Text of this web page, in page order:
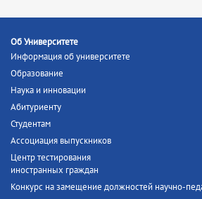
Об Университете
Информация об университете
Образование
Наука и инновации
Абитуриенту
Студентам
Ассоциация выпускников
Центр тестирования
иностранных граждан
Конкурс на замещение должностей научно-